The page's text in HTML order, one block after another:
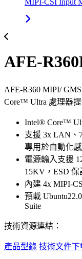
AFE-
AFE-R360 MIPI/
Core™ Ultra 處理器
Intel® Core™
支援 3x LAN、
專用於自動化
電源輸入支援
15KV，ESD 保
內建 4x MIPI-
預載
Suite
技術資源連結：
產品型錄 技術文件下